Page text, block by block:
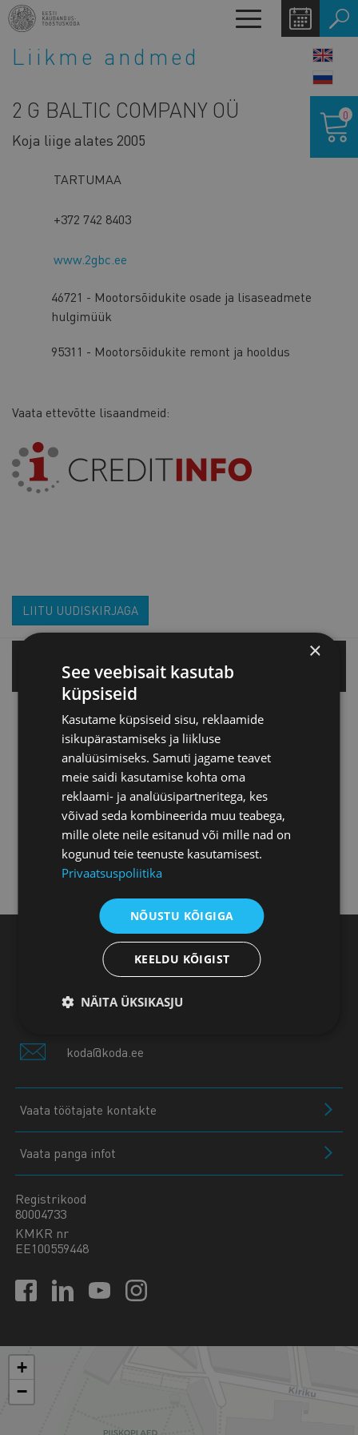
Liigu
edasi
põhisisu
juurde
Toggle
navigation
Liikme andmed
2 G BALTIC COMPANY OÜ
Koja liige alates 2005
TARTUMAA
+372 742 8403
www.2gbc.ee
46721 - Mootorsõidukite osade ja lisaseadmete
hulgimüük
95311 - Mootorsõidukite remont ja hooldus
Vaata ettevõtte lisaandmeid:
0
LIITU UUDISKIRJAGA
Tallinnas
Tartu esindus
Pärnu esindus
Jõhvi esindus
Kuressaare esindus
Eesti Kaubandus-Tööstuskoda, Toom-Kooli 17,
10130 Tallinn
+372 604 0060
koda@koda.ee
Vaata töötajate kontakte
Vaata panga infot
Registrikood
80004733
KMKR nr
EE100559448
+
−
×
See veebisait kasutab
küpsiseid
Kasutame küpsiseid sisu, reklaamide
isikupärastamiseks ja liikluse
analüüsimiseks. Samuti jagame teavet
meie saidi kasutamise kohta oma
reklaami- ja analüüsipartneritega, kes
võivad seda kombineerida muu teabega,
mille olete neile esitanud või mille nad on
kogunud teie teenuste kasutamisest.
Privaatsuspoliitika
NÕUSTU KÕIGIGA
KEELDU KÕIGIST
NÄITA ÜKSIKASJU